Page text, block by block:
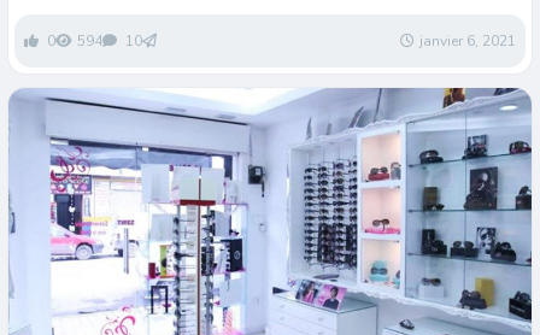
0 594 10 janvier 6, 2021